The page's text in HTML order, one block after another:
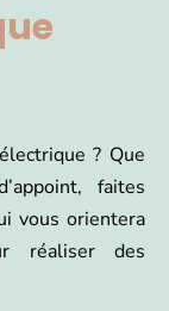
? Que
faites
vous orientera
réaliser des